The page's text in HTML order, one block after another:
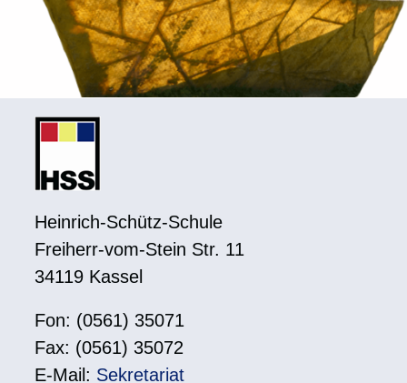
Heinrich-Schütz-Schule
Freiherr-vom-Stein Str. 11
34119 Kassel
Fon: (0561) 35071
Fax: (0561) 35072
E-Mail: Sekretariat